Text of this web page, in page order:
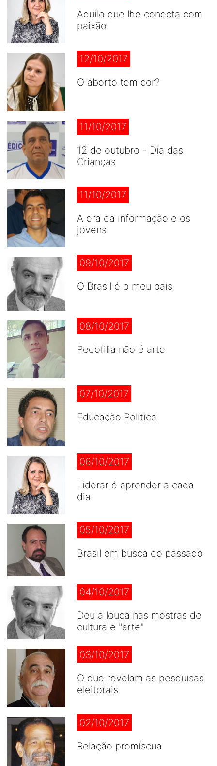
Aquilo que lhe conecta com
paixão
12/10/2017
O aborto tem cor?
11/10/2017
12 de outubro - Dia das
Crianças
11/10/2017
A era da informação e os
jovens
09/10/2017
O Brasil é o meu pais
08/10/2017
Pedofilia não é arte
07/10/2017
Educação Política
06/10/2017
Liderar é aprender a cada
dia
05/10/2017
Brasil em busca do passado
04/10/2017
Deu a louca nas mostras de
cultura e "arte"
03/10/2017
O que revelam as pesquisas
eleitorais
02/10/2017
Relação promíscua